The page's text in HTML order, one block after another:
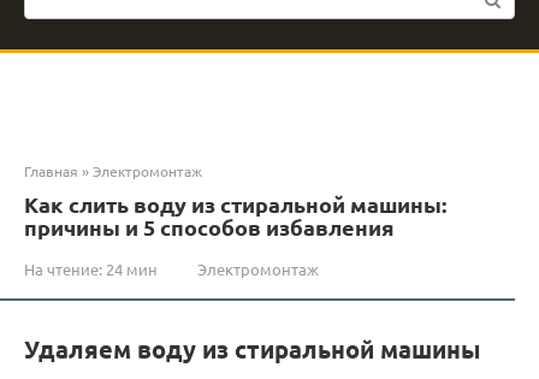
Главная »Электромонтаж
Как слить воду из стиральной машины:
причины и 5 способов избавления
На чтение: 24 мин Электромонтаж
Удаляем воду из стиральной машины